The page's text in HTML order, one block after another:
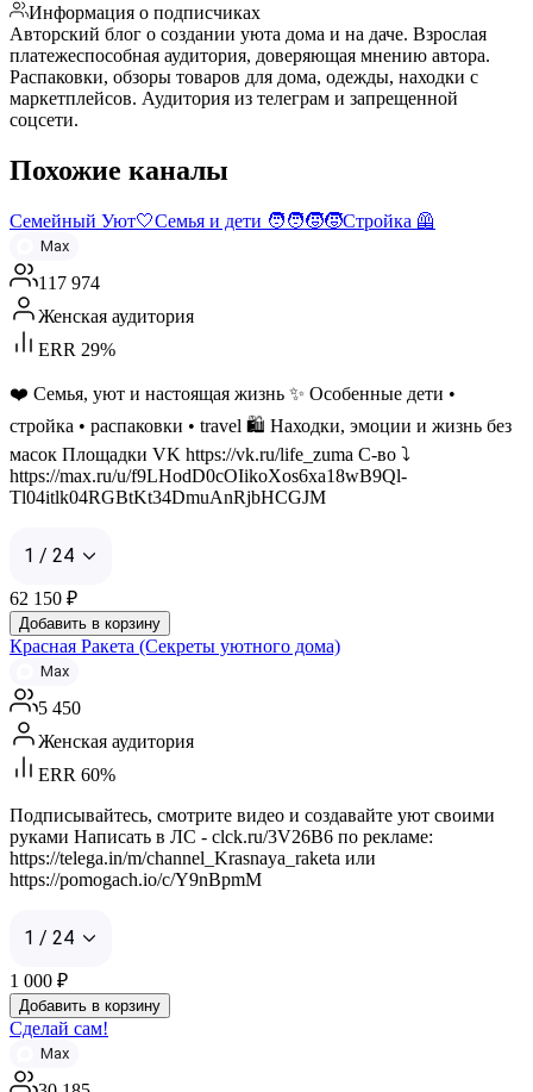
Информация о подписчиках
Авторский блог о создании уюта дома и на даче. Взрослая
платежеспособная аудитория, доверяющая мнению автора.
Распаковки, обзоры товаров для дома, одежды, находки с
маркетплейсов. Аудитория из телеграм и запрещенной
соцсети.
Похожие каналы
Семейный Уют🤍Семья и дети 🧑‍🧑‍🧒‍🧒Стройка 🦺
Max
117 974
Женская аудитория
ERR 29%
❤️ Семья, уют и настоящая жизнь ✨ Особенные дети •
стройка • распаковки • travel 🛍️ Находки, эмоции и жизнь без
масок Площадки VK https://vk.ru/life_zuma С-во ⤵️
https://max.ru/u/f9LHodD0cOIikoXos6xa18wB9Ql-
Tl04itlk04RGBtKt34DmuAnRjbHCGJM
1 / 24
62 150 ₽
Добавить в корзину
Красная Ракета (Секреты уютного дома)
Max
5 450
Женская аудитория
ERR 60%
Подписывайтесь, смотрите видео и создавайте уют своими
руками Написать в ЛС - clck.ru/3V26B6 по рекламе:
https://telega.in/m/channel_Krasnaya_raketa или
https://pomogach.io/c/Y9nBpmM
1 / 24
1 000 ₽
Добавить в корзину
Сделай сам!
Max